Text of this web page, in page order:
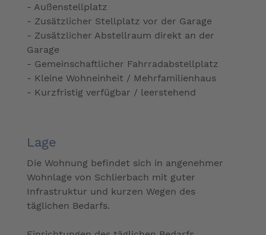
- Außenstellplatz
- Zusätzlicher Stellplatz vor der Garage
- Zusätzlicher Abstellraum direkt an der
Garage
- Gemeinschaftlicher Fahrradabstellplatz
- Kleine Wohneinheit / Mehrfamilienhaus
- Kurzfristig verfügbar / leerstehend
Lage
Die Wohnung befindet sich in angenehmer
Wohnlage von Schlierbach mit guter
Infrastruktur und kurzen Wegen des
täglichen Bedarfs.